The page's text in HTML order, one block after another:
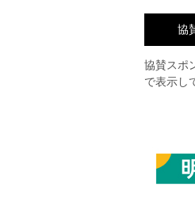
協
協賛スポ
で表示し